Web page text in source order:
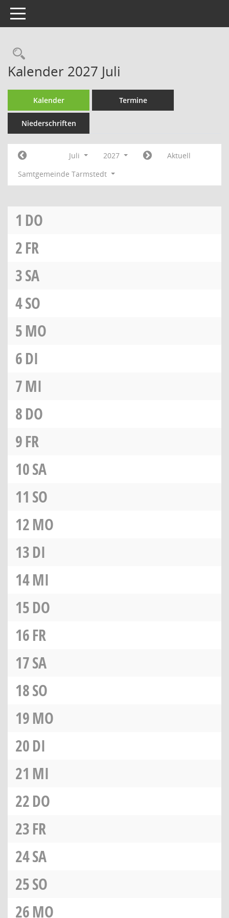
Toggle navigation
Rechercheauswahl
Kalender 2027 Juli
Kalender Termine
Niederschriften
Juli 2027
Aktuell
Samtgemeinde Tarmstedt
1 DO
2FR
3SA
4SO
5MO
6DI
7MI
8DO
9FR
10SA
11 SO
12MO
13DI
14MI
15DO
16FR
17SA
18SO
19MO
20DI
21 MI
22DO
23FR
24SA
25SO
26MO